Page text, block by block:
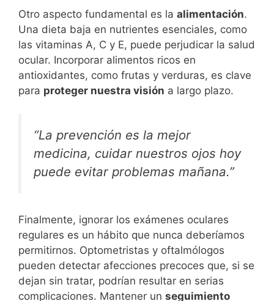
Otro aspecto fundamental es la alimentación.
Una dieta baja en nutrientes esenciales, como
las vitaminas A, C y E, puede perjudicar la salud
ocular. Incorporar alimentos ricos en
antioxidantes, como frutas y verduras, es clave
para proteger nuestra visión a largo plazo.
“La prevención es la mejor
medicina, cuidar nuestros ojos hoy
puede evitar problemas mañana.”
Finalmente, ignorar los exámenes oculares
regulares es un hábito que nunca deberíamos
permitirnos. Optometristas y oftalmólogos
pueden detectar afecciones precoces que, si se
dejan sin tratar, podrían resultar en serias
complicaciones. Mantener un seguimiento